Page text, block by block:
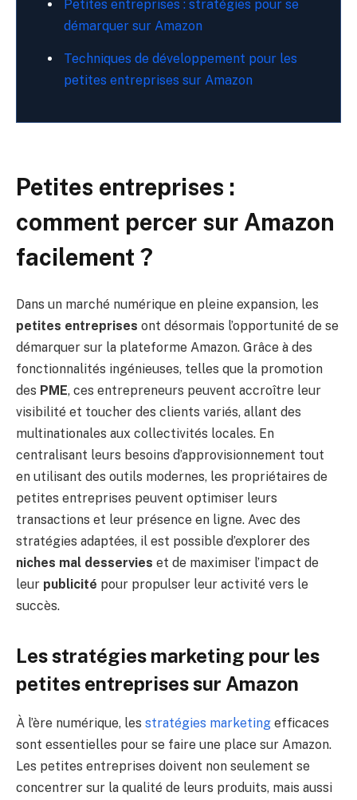
Petites entreprises : stratégies pour se
démarquer sur Amazon
Techniques de développement pour les
petites entreprises sur Amazon
Petites entreprises :
comment percer sur Amazon
facilement ?
Dans un marché numérique en pleine expansion, les
petites entreprises ont désormais l’opportunité de se
démarquer sur la plateforme Amazon. Grâce à des
fonctionnalités ingénieuses, telles que la promotion
des PME, ces entrepreneurs peuvent accroître leur
visibilité et toucher des clients variés, allant des
multinationales aux collectivités locales. En
centralisant leurs besoins d’approvisionnement tout
en utilisant des outils modernes, les propriétaires de
petites entreprises peuvent optimiser leurs
transactions et leur présence en ligne. Avec des
stratégies adaptées, il est possible d’explorer des
niches mal desservies et de maximiser l’impact de
leur publicité pour propulser leur activité vers le
succès.
Les stratégies marketing pour les
petites entreprises sur Amazon
À l’ère numérique, les stratégies marketing efficaces
sont essentielles pour se faire une place sur Amazon.
Les petites entreprises doivent non seulement se
concentrer sur la qualité de leurs produits, mais aussi